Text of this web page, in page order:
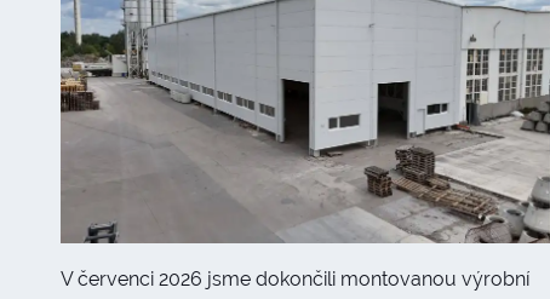
V červenci 2026 jsme dokončili montovanou výrobní